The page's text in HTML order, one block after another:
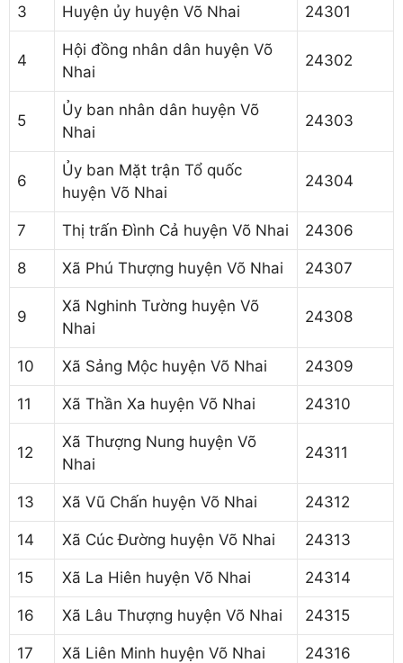
3 Huyện ủy huyện Võ Nhai 24301
4
Hội đồng nhân dân huyện Võ
Nhai
24302
5
Ủy ban nhân dân huyện Võ
Nhai
24303
6
Ủy ban Mặt trận Tổ quốc
huyện Võ Nhai
24304
7 Thị trấn Đình Cả huyện Võ Nhai 24306
8 Xã Phú Thượng huyện Võ Nhai 24307
9
Xã Nghinh Tường huyện Võ
Nhai
24308
10 Xã Sảng Mộc huyện Võ Nhai 24309
11 Xã Thần Xa huyện Võ Nhai 24310
12
Xã Thượng Nung huyện Võ
Nhai
24311
13 Xã Vũ Chấn huyện Võ Nhai 24312
14 Xã Cúc Đường huyện Võ Nhai 24313
15 Xã La Hiên huyện Võ Nhai 24314
16 Xã Lâu Thượng huyện Võ Nhai 24315
17 Xã Liên Minh huyện Võ Nhai 24316